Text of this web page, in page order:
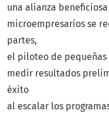
una alianza
microempresarios se
partes,
el piloteo de pequeñas
medir resultados
éxito
al escalar los